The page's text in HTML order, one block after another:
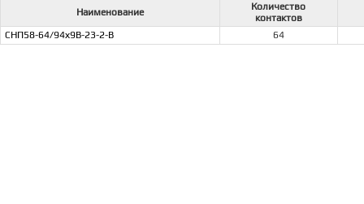
Наименование
Количество
контактов
СНП58-64/94х9В-23-2-В
64